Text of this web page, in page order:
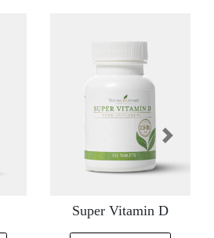
Super Vitamin D
Volgende